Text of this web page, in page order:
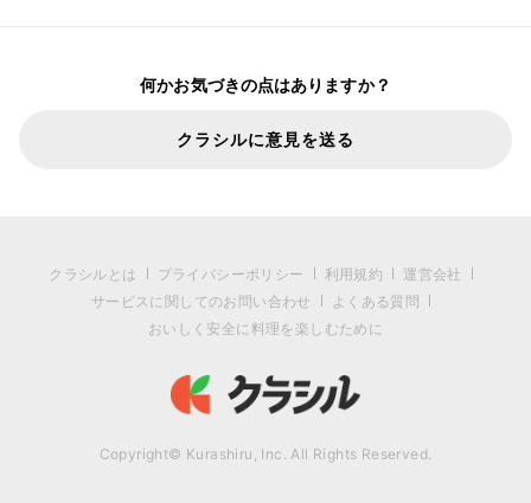
何かお気づきの点はありますか？
クラシルに意見を送る
クラシルとは プライバシーポリシー 利用規約
運営会社
サービスに関してのお問い合わせ
よくある質問
おいしく安全に料理を楽しむために
Copyright© Kurashiru, Inc. All Rights Reserved.